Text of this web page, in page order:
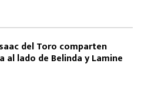
del Toro comparten
al lado de Belinda y Lamine